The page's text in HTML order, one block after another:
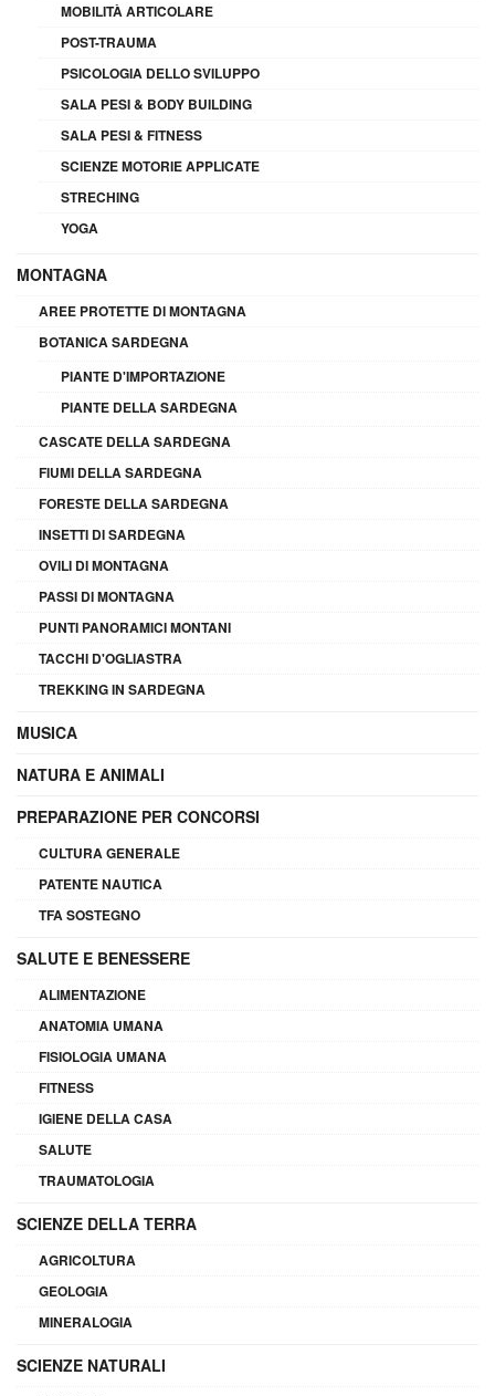
MOBILITÀ ARTICOLARE
POST-TRAUMA
PSICOLOGIA DELLO SVILUPPO
SALA PESI & BODY BUILDING
SALA PESI & FITNESS
SCIENZE MOTORIE APPLICATE
STRECHING
YOGA
MONTAGNA
AREE PROTETTE DI MONTAGNA
BOTANICA SARDEGNA
PIANTE D'IMPORTAZIONE
PIANTE DELLA SARDEGNA
CASCATE DELLA SARDEGNA
FIUMI DELLA SARDEGNA
FORESTE DELLA SARDEGNA
INSETTI DI SARDEGNA
OVILI DI MONTAGNA
PASSI DI MONTAGNA
PUNTI PANORAMICI MONTANI
TACCHI D'OGLIASTRA
TREKKING IN SARDEGNA
MUSICA
NATURA E ANIMALI
PREPARAZIONE PER CONCORSI
CULTURA GENERALE
PATENTE NAUTICA
TFA SOSTEGNO
SALUTE E BENESSERE
ALIMENTAZIONE
ANATOMIA UMANA
FISIOLOGIA UMANA
FITNESS
IGIENE DELLA CASA
SALUTE
TRAUMATOLOGIA
SCIENZE DELLA TERRA
AGRICOLTURA
GEOLOGIA
MINERALOGIA
SCIENZE NATURALI